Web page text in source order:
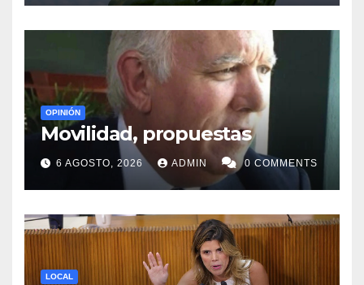
OPINIÓN
Movilidad, propuestas
6 AGOSTO, 2026 ADMIN 0 COMMENTS
LOCAL